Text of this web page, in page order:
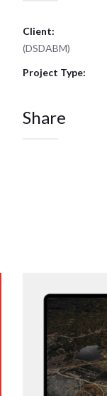
Client:
(DSDABM)
Project Type:
Share